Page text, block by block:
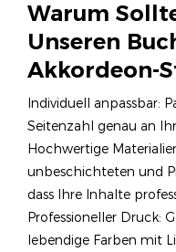
Warum
Unseren
Akkordeon-
Individuell anpassbar:
Seitenzahl genau an
Hochwertige
unbeschichteten und
dass Ihre Inhalte
Professioneller Druck:
lebendige Farben mit